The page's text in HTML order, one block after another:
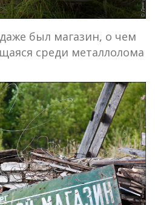
был магазин, о чем
среди металлолома